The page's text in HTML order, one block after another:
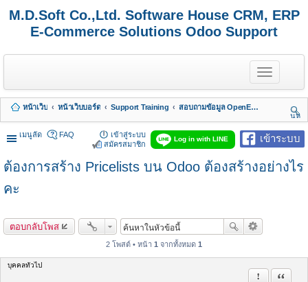
M.D.Soft Co.,Ltd. Software House CRM, ERP
E-Commerce Solutions Odoo Support
T
o
g
e
n
a
i
g
หน้าเว็บ หน้าเว็บบอร์ด Support Training
สอบถามข้อมูล OpenERP 7 - Odoo 8, 9, 10, 11, 12, 13, 14, 15,.. รวมถึง Odoo Enterprise
นห
า
เมนูลัด
เข้าระบบ
Log in with LINE
FAQ
เข้าสู่ระบบ
สมัครสมาชิก
ต้องการสร้าง Pricelists บน Odoo ต้องสร้างอย่างไร
คะ
ตอบกลับโพส
2 โพสต์ • หน้า 1 จากทั้งหมด 1
บุคคลทั่วไป
รายงานในข้
อ้างคำ